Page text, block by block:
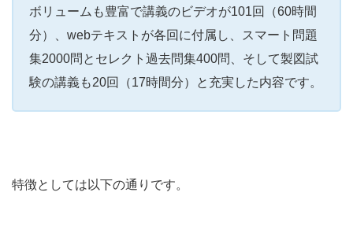
ボリュームも豊富で講義のビデオが101回（60時間
分）、webテキストが各回に付属し、スマート問題
集2000問とセレクト過去問集400問、そして製図試
験の講義も20回（17時間分）と充実した内容です。
特徴としては以下の通りです。